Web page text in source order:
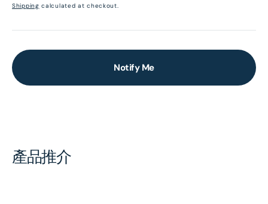
price
Shipping calculated at checkout.
Notify Me
產品推介